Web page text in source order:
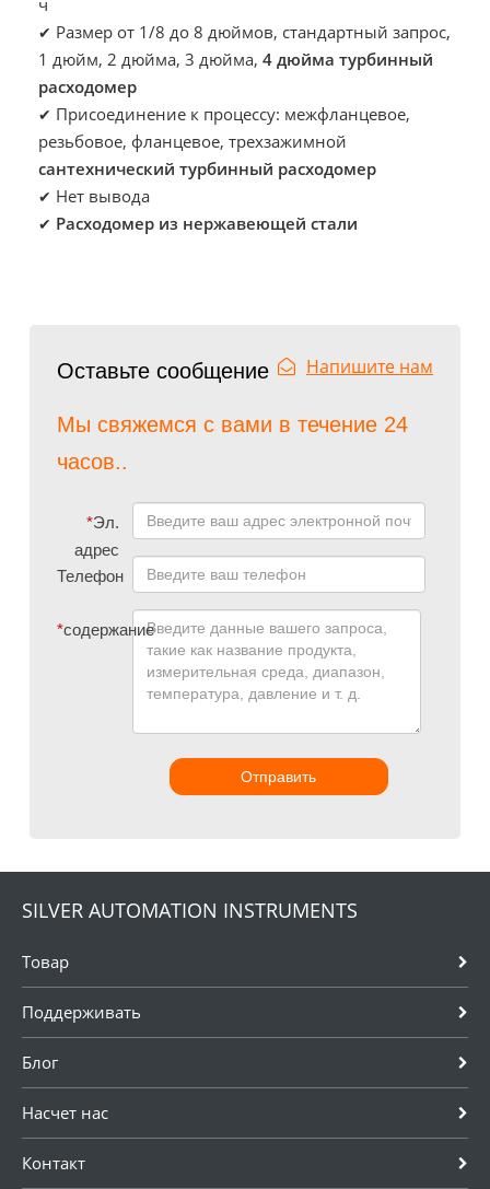
ч
✔ Размер от 1/8 до 8 дюймов, стандартный запрос,
1 дюйм, 2 дюйма, 3 дюйма, 4 дюйма турбинный
расходомер
✔ Присоединение к процессу: межфланцевое,
резьбовое, фланцевое, трехзажимной
сантехнический турбинный расходомер
✔ Нет вывода
✔ Расходомер из нержавеющей стали
Оставьте сообщение Напишите нам
Мы свяжемся с вами в течение 24
часов..
*Эл.
адрес
Телефон
*содержание
Отправить
SILVER AUTOMATION INSTRUMENTS
Товар
Поддерживать
Блог
Насчет нас
Контакт